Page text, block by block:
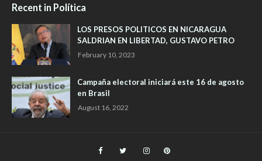
Recent in Política
LOS PRESOS POLITICOS EN NICARAGUA
SALDRIAN EN LIBERTAD, GUSTAVO PETRO
February 10, 2023
Campaña electoral iniciará este 16 de agosto
en Brasil
August 16, 2022